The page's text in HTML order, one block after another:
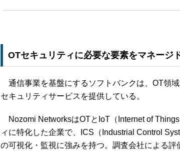
OTセキュリティに必要な要素をマネージ
通信事業を基盤にするソフトバンクは、OT領
セキュリティサービスを提供している。
Nozomi NetworksはOTとIoT（Internet of
ィに特化した企業で、ICS（Industrial Control
の可視化・監視に強みを持つ。調査会社による